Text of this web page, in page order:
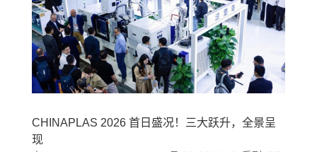
CHINAPLAS 2026 首日盛况！三大跃升，全景呈
现